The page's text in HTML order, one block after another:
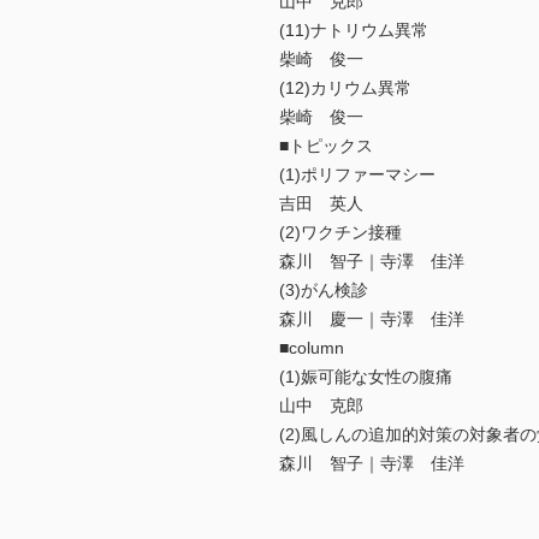
(11)ナトリウム異常
柴崎 俊一
(12)カリウム異常
柴崎 俊一
■トピックス
(1)ポリファーマシー
吉田 英人
(2)ワクチン接種
森川 智子｜寺澤 佳洋
(3)がん検診
森川 慶一｜寺澤 佳洋
■column
(1)娠可能な女性の腹痛
山中 克郎
(2)風しんの追加的対策の対象者
森川 智子｜寺澤 佳洋